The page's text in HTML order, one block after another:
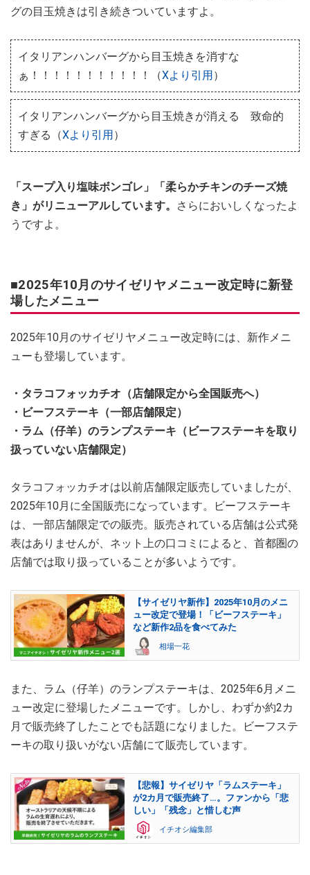
グの目玉焼きは引き続きついていますよ。
イタリアンハンバーグから目玉焼きを消すな
ぁ！！！！！！！！！！！（Xより引用）
イタリアンハンバーグから目玉焼きが消える 致命的
すぎる（Xより引用）
「スープ入り塩味ボンゴレ」「柔らかチキンのチーズ焼
き」がリニューアルしています。
さらにおいしくなったよ
うですよ。
■2025年10月のサイゼリヤメニュー改定時に新登
場したメニュー
2025年10月のサイゼリヤメニュー改定時には、新作メニ
ューも登場しています。
・タラコフォッカチオ（店舗限定から全国販売へ）
・ビーフステーキ（一部店舗限定）
・ラム （仔羊） のランプステーキ（ビーフステーキを取り
扱っていない店舗限定）
タラコフォッカチオは以前店舗限定販売していましたが、
2025年10月に全国販売になっています。ビーフステーキ
は、一部店舗限定での販売。販売されている店舗は公式発
表はありませんが、ネット上の口コミによると、首都圏の
店舗では取り扱っていることが多いようです。
【サイゼリヤ新作】2025年10月のメニ
ュー改定で登場！「ビーフステーキ」
など新作2品を食べてみた
相場一花
また、ラム（仔羊）のランプステーキは、2025年6月メニ
ュー改定に登場したメニューです。しかし、わずか約2カ
月で販売終了したことでも話題になりました。ビーフステ
ーキの取り扱いがない店舗にて販売しています。
【悲報】サイゼリヤ「ラムステーキ」
が2カ月で販売終了…。ファンから「悲
しい」「残念」と惜しむ声
イチオシ編集部